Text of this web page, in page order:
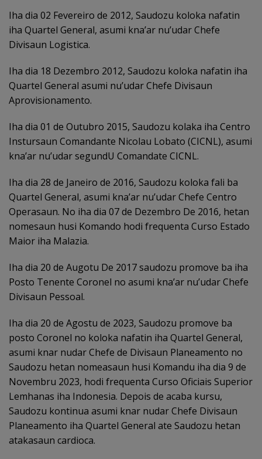
Iha dia 02 Fevereiro de 2012, Saudozu koloka nafatin
iha Quartel General, asumi kna’ar nu’udar Chefe
Divisaun Logistica.
Iha dia 18 Dezembro 2012, Saudozu koloka nafatin iha
Quartel General asumi nu’udar Chefe Divisaun
Aprovisionamento.
Iha dia 01 de Outubro 2015, Saudozu kolaka iha Centro
Instursaun Comandante Nicolau Lobato (CICNL), asumi
kna’ar nu’udar segundU Comandate CICNL.
Iha dia 28 de Janeiro de 2016, Saudozu koloka fali ba
Quartel General, asumi kna’ar nu’udar Chefe Centro
Operasaun. No iha dia 07 de Dezembro De 2016, hetan
nomesaun husi Komando hodi frequenta Curso Estado
Maior iha Malazia.
Iha dia 20 de Augotu De 2017 saudozu promove ba iha
Posto Tenente Coronel no asumi kna’ar nu’udar Chefe
Divisaun Pessoal.
Iha dia 20 de Agostu de 2023, Saudozu promove ba
posto Coronel no koloka nafatin iha Quartel General,
asumi knar nudar Chefe de Divisaun Planeamento no
Saudozu hetan nomeasaun husi Komandu iha dia 9 de
Novembru 2023, hodi frequenta Curso Oficiais Superior
Lemhanas iha Indonesia. Depois de acaba kursu,
Saudozu kontinua asumi knar nudar Chefe Divisaun
Planeamento iha Quartel General ate Saudozu hetan
atakasaun cardioca.